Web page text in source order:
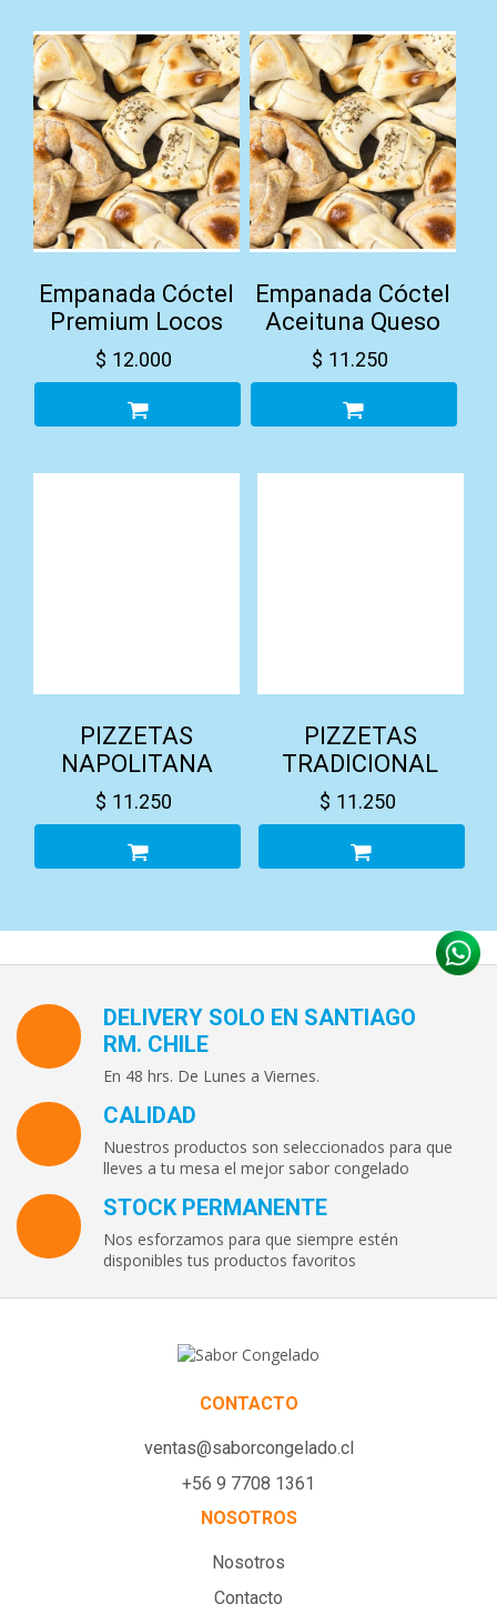
Empanada Cóctel
Premium Locos
$ 12.000
Empanada Cóctel
Aceituna Queso
$ 11.250
PIZZETAS
NAPOLITANA
$ 11.250
PIZZETAS
TRADICIONAL
$ 11.250
DELIVERY SOLO EN SANTIAGO
RM. CHILE
En 48 hrs. De Lunes a Viernes.
CALIDAD
Nuestros productos son seleccionados para que
lleves a tu mesa el mejor sabor congelado
STOCK PERMANENTE
Nos esforzamos para que siempre estén
disponibles tus productos favoritos
CONTACTO
ventas@saborcongelado.cl
+56 9 7708 1361
NOSOTROS
Nosotros
Contacto